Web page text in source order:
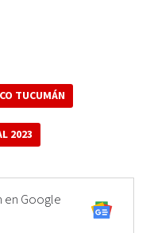
TUCUMÁN
2023
en Google